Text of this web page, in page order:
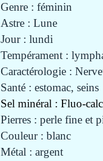
Genre : féminin
Astre : Lune
Jour : lundi
Tempérament :
Caractérologie :
Santé : estomac, seins
Sel minéral : Fluo-
Pierres : perle fine et
Couleur : blanc
Métal : argent